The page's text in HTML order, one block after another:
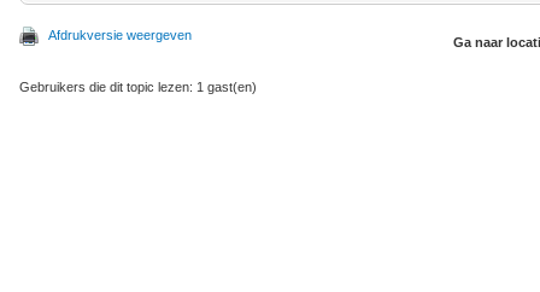
Afdrukversie weergeven Ga naar
Gebruikers die dit topic lezen: 1 gast(en)